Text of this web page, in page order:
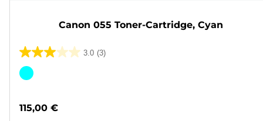
Canon 055 Toner-Cartridge, Cyan
3.0 (3)
3.0
von
3
Farbpatrone
115,00 €